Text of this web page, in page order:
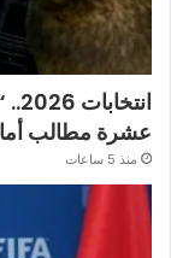
عشرة مطالب
منذ 5 ساعات